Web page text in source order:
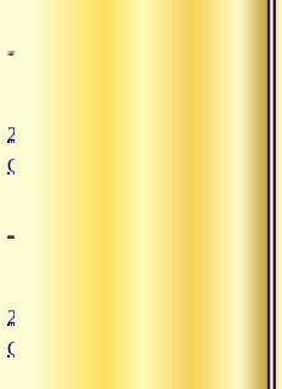
27.05.2016
Сатсанг
29.04.2016
Сатсанг